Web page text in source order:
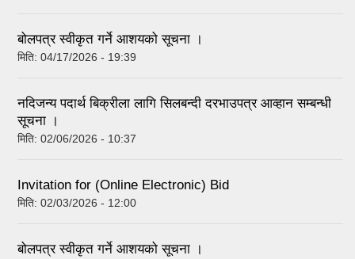
बोलपत्र स्वीकृत गर्ने आशयको सूचना ।
मिति: 04/17/2026 - 19:39
नदिजन्य पदार्थ बिक्रीला लागि सिलबन्दी दरभाउपत्र आव्हान सम्बन्धी
सूचना ।
मिति: 02/06/2026 - 10:37
Invitation for (Online Electronic) Bid
मिति: 02/03/2026 - 12:00
बोलपत्र स्वीकृत गर्ने आशयको सूचना ।